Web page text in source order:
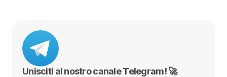
Unisciti al nostro canale Telegram! 🚀